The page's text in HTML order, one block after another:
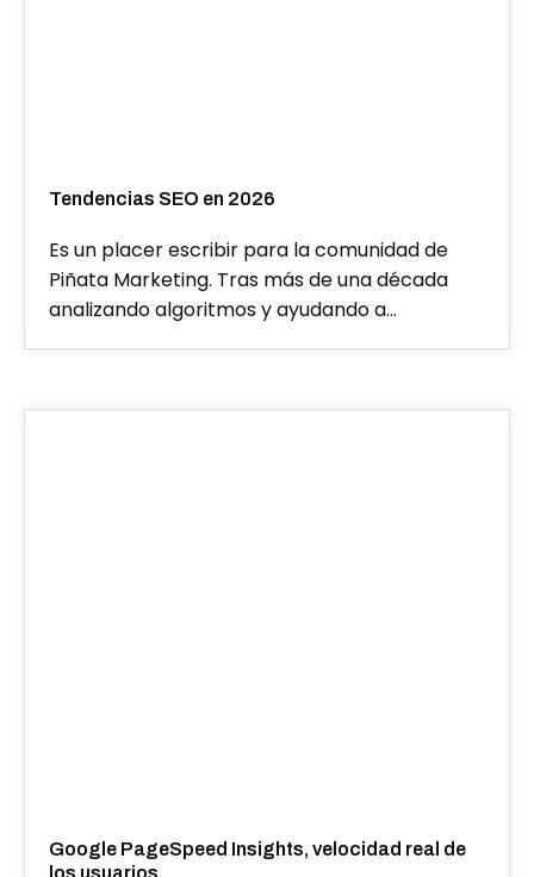
Tendencias SEO en 2026
Es un placer escribir para la comunidad de
Piñata Marketing. Tras más de una década
analizando algoritmos y ayudando a…
Google PageSpeed Insights, velocidad real de